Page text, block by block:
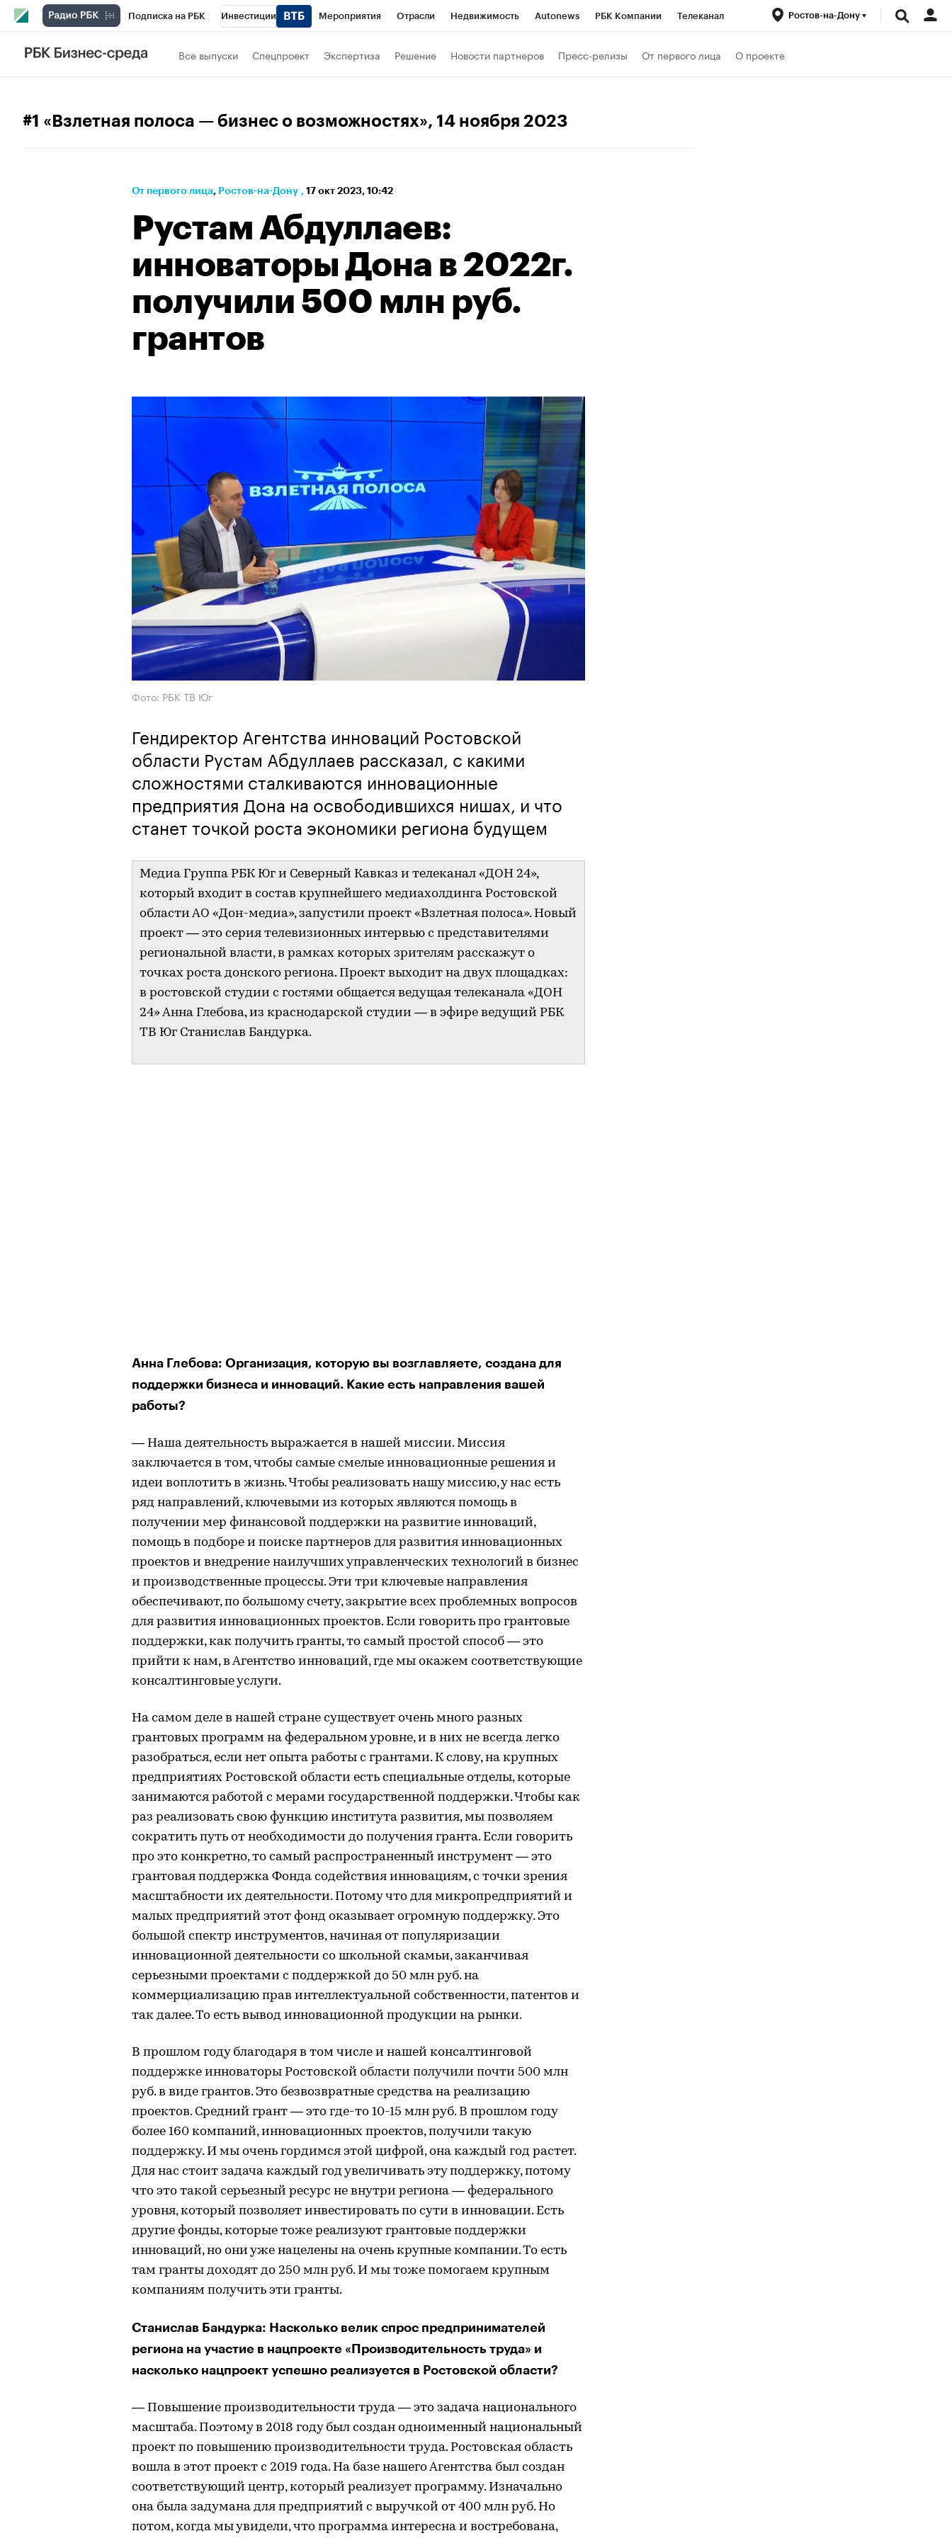
Подписка на РБК Инвестиции Мероприятия Отрасли Недвижимость Autonews РБК Компании Телеканал
РБК Вино
Конференции СПб
Ростов-на-Дону
Все выпуски Спецпроект Экспертиза Решение Новости партнеров Пресс-релизы От первого лица О проекте
#1 «Взлетная полоса — бизнес о возможностях», 14 ноября 2023
От первого лица⁠, Ростов-на-Дону , 17 окт 2023, 10:42
Рустам Абдуллаев:
инноваторы Дона в 2022г.
получили 500 млн руб.
грантов
Фото: РБК ТВ Юг
Гендиректор Агентства инноваций Ростовской
области Рустам Абдуллаев рассказал, с какими
сложностями сталкиваются инновационные
предприятия Дона на освободившихся нишах, и что
станет точкой роста экономики региона будущем
Медиа Группа РБК Юг и Северный Кавказ и телеканал «ДОН 24»,
который входит в состав крупнейшего медиахолдинга Ростовской
области АО «Дон-медиа», запустили проект «Взлетная полоса». Новый
проект — это серия телевизионных интервью с представителями
региональной власти, в рамках которых зрителям расскажут о
точках роста донского региона. Проект выходит на двух площадках:
в ростовской студии с гостями общается ведущая телеканала «ДОН
24» Анна Глебова, из краснодарской студии — в эфире ведущий РБК
ТВ Юг Станислав Бандурка.
Анна Глебова: Организация, которую вы возглавляете, создана для
поддержки бизнеса и инноваций. Какие есть направления вашей
работы?
— Наша деятельность выражается в нашей миссии. Миссия
заключается в том, чтобы самые смелые инновационные решения и
идеи воплотить в жизнь. Чтобы реализовать нашу миссию, у нас есть
ряд направлений, ключевыми из которых являются помощь в
получении мер финансовой поддержки на развитие инноваций,
помощь в подборе и поиске партнеров для развития инновационных
проектов и внедрение наилучших управленческих технологий в бизнес
и производственные процессы. Эти три ключевые направления
обеспечивают, по большому счету, закрытие всех проблемных вопросов
для развития инновационных проектов. Если говорить про грантовые
поддержки, как получить гранты, то самый простой способ — это
прийти к нам, в Агентство инноваций, где мы окажем соответствующие
консалтинговые услуги.
На самом деле в нашей стране существует очень много разных
грантовых программ на федеральном уровне, и в них не всегда легко
разобраться, если нет опыта работы с грантами. К слову, на крупных
предприятиях Ростовской области есть специальные отделы, которые
занимаются работой с мерами государственной поддержки. Чтобы как
раз реализовать свою функцию института развития, мы позволяем
сократить путь от необходимости до получения гранта. Если говорить
про это конкретно, то самый распространенный инструмент — это
грантовая поддержка Фонда содействия инновациям, с точки зрения
масштабности их деятельности. Потому что для микропредприятий и
малых предприятий этот фонд оказывает огромную поддержку. Это
большой спектр инструментов, начиная от популяризации
инновационной деятельности со школьной скамьи, заканчивая
серьезными проектами с поддержкой до 50 млн руб. на
коммерциализацию прав интеллектуальной собственности, патентов и
так далее. То есть вывод инновационной продукции на рынки.
В прошлом году благодаря в том числе и нашей консалтинговой
поддержке инноваторы Ростовской области получили почти 500 млн
руб. в виде грантов. Это безвозвратные средства на реализацию
проектов. Средний грант — это где-то 10-15 млн руб. В прошлом году
более 160 компаний, инновационных проектов, получили такую
поддержку. И мы очень гордимся этой цифрой, она каждый год растет.
Для нас стоит задача каждый год увеличивать эту поддержку, потому
что это такой серьезный ресурс не внутри региона — федерального
уровня, который позволяет инвестировать по сути в инновации. Есть
другие фонды, которые тоже реализуют грантовые поддержки
инноваций, но они уже нацелены на очень крупные компании. То есть
там гранты доходят до 250 млн руб. И мы тоже помогаем крупным
компаниям получить эти гранты.
Станислав Бандурка: Насколько велик спрос предпринимателей
региона на участие в нацпроекте «Производительность труда» и
насколько нацпроект успешно реализуется в Ростовской области?
— Повышение производительности труда — это задача национального
масштаба. Поэтому в 2018 году был создан одноименный национальный
проект по повышению производительности труда. Ростовская область
вошла в этот проект с 2019 года. На базе нашего Агентства был создан
соответствующий центр, который реализует программу. Изначально
она была задумана для предприятий с выручкой от 400 млн руб. Но
потом, когда мы увидели, что программа интересна и востребована,